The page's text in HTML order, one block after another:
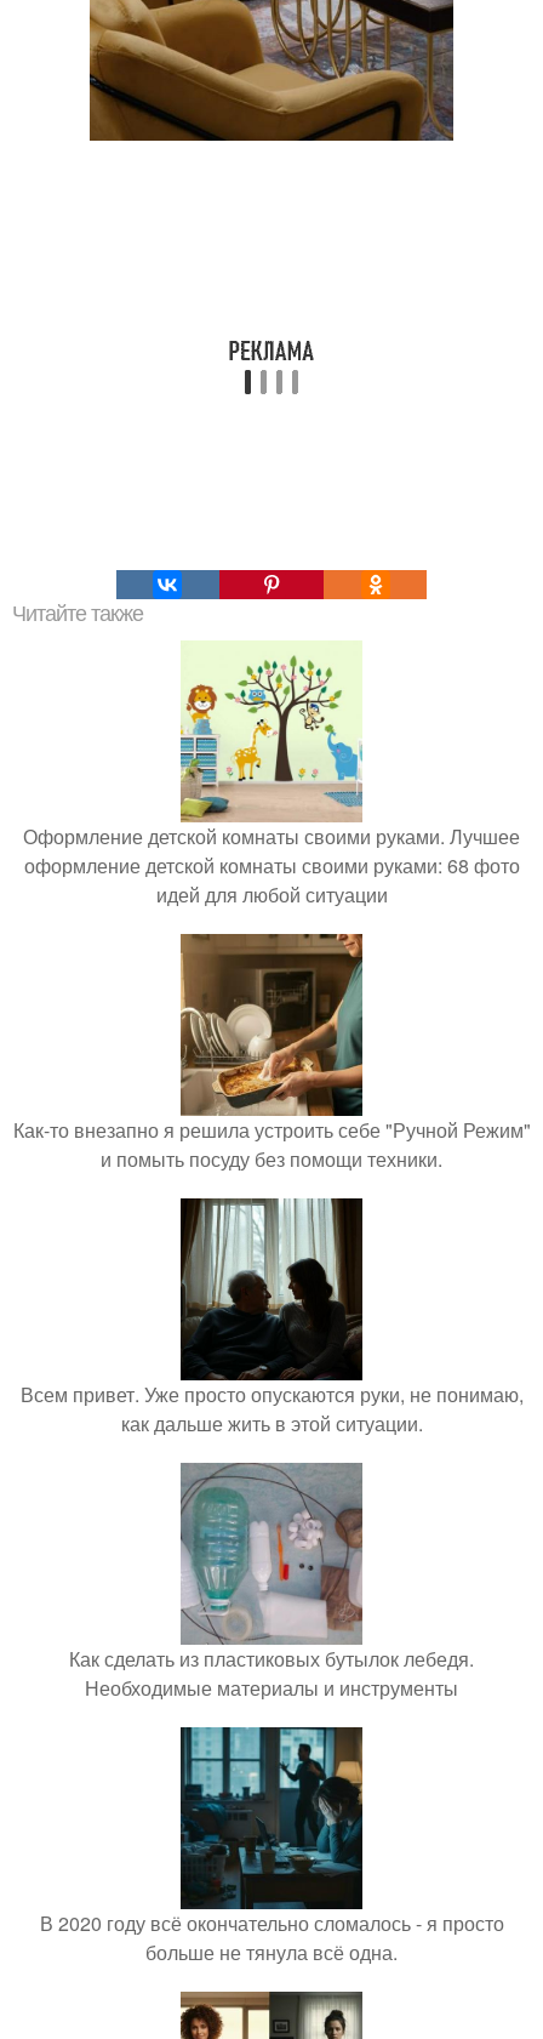
Читайте также
Оформление детской комнаты своими руками. Лучшее
оформление детской комнаты своими руками: 68 фото
идей для любой ситуации
Как-то внезапно я решила устроить себе "Ручной Режим"
и помыть посуду без помощи техники.
Всем привет. Уже просто опускаются руки, не понимаю,
как дальше жить в этой ситуации.
Как сделать из пластиковых бутылок лебедя.
Необходимые материалы и инструменты
В 2020 году всё окончательно сломалось - я просто
больше не тянула всё одна.